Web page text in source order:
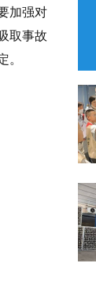
加强对
取事故